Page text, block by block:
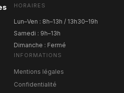
HORAIRES
Lun–Ven : 8h–13h / 13h30–19h
Samedi : 9h–13h
Dimanche : Fermé
INFORMATIONS
Mentions légales
Confidentialité